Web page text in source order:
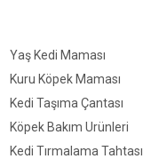
Yaş Kedi Maması
Kuru Köpek Maması
Kedi Taşıma Çantası
Köpek Bakım Ürünleri
Kedi Tırmalama Tahtası